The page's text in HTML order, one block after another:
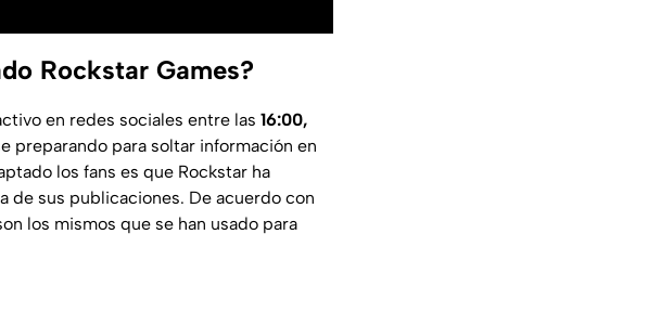
Rockstar Games?
en redes sociales entre las 16:00,
preparando para soltar información en
los fans es que Rockstar ha
de sus publicaciones. De acuerdo con
los mismos que se han usado para